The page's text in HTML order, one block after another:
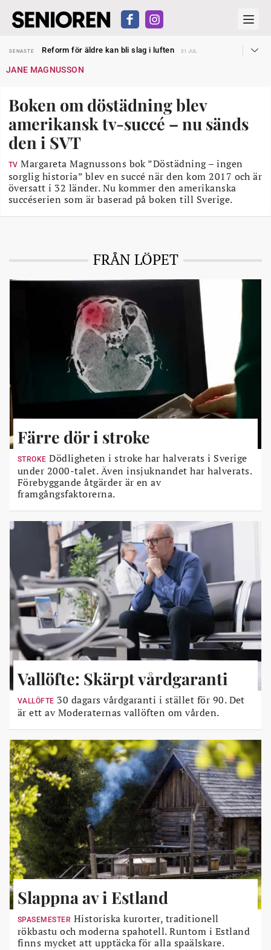
SENASTE
Reform för äldre kan bli slag i luften
31 JUL
SENASTE
Dom öppnar för rätt till garantipension
SENASTE
Liten höjning av garantipensionen
27 JUL
SENASTE
Sven Hagströmer sommarpratar
26 JUL
SENASTE
Reform för äldre kan bli slag i luften 31 JUL
JANE MAGNUSSON
Boken om döstädning blev
amerikansk tv-succé – nu sänds
den i SVT
TV Margareta Magnussons bok ”Döstädning – ingen
sorglig historia” blev en succé när den kom 2017 och är
översatt i 32 länder. Nu kommer den amerikanska
succéserien som är baserad på boken till Sverige.
FRÅN LÖPET
Färre dör i stroke
STROKE Dödligheten i stroke har halverats i Sverige
under 2000-talet. Även insjuknandet har halverats.
Förebyggande åtgärder är en av
framgångsfaktorerna.
Vallöfte: Skärpt vårdgaranti
VALLÖFTE 30 dagars vårdgaranti i stället för 90. Det
är ett av Moderaternas vallöften om vården.
Slappna av i Estland
SPASEMESTER Historiska kurorter, traditionell
rökbastu och moderna spahotell. Runtom i Estland
finns mycket att upptäcka för alla spaälskare.